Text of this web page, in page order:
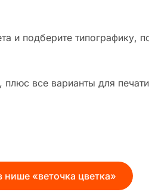
и подберите типографику,
все варианты для
нише «веточка цветка»